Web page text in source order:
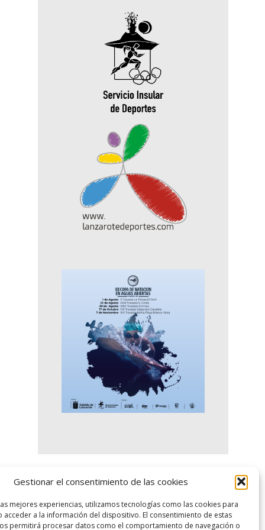
Gestionar el consentimiento de las cookies
mejores experiencias, utilizamos tecnologías como las cookies para
acceder a la información del dispositivo. El consentimiento de estas
permitirá procesar datos como el comportamiento de navegación o
logo SID